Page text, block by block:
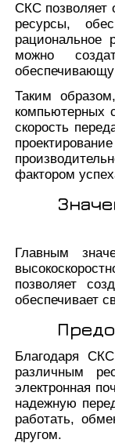
СКС позволяет
ресурсы,
рациональное
можно
Таким
компьютерных
скорость
фактором
Главным
позволяет
обеспечивает
Благодаря
различным
электронная
надежную
работать,
другом.